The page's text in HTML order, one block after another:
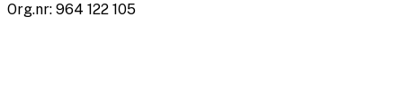
Org.nr: 964 122 105